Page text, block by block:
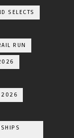
SELECTS
RUN
2026